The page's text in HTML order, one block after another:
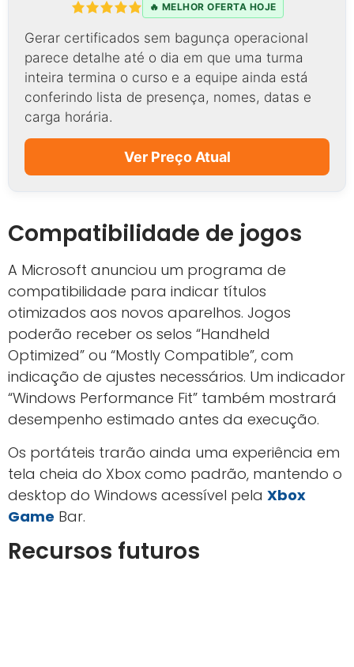
🔥 MELHOR OFERTA HOJE
Gerar certificados sem bagunça operacional
parece detalhe até o dia em que uma turma
inteira termina o curso e a equipe ainda está
conferindo lista de presença, nomes, datas e
carga horária.
Ver Preço Atual
Compatibilidade de jogos
A Microsoft anunciou um programa de
compatibilidade para indicar títulos
otimizados aos novos aparelhos. Jogos
poderão receber os selos “Handheld
Optimized” ou “Mostly Compatible”, com
indicação de ajustes necessários. Um indicador
“Windows Performance Fit” também mostrará
desempenho estimado antes da execução.
Os portáteis trarão ainda uma experiência em
tela cheia do Xbox como padrão, mantendo o
desktop do Windows acessível pela Xbox
Game Bar.
Recursos futuros